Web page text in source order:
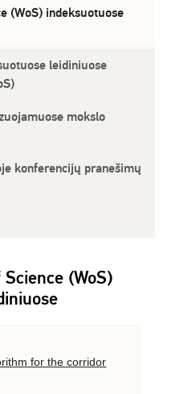
(WoS) indeksuotuose
leidiniuose
mokslo
konferencijų pranešimų
(WoS)
for the corridor